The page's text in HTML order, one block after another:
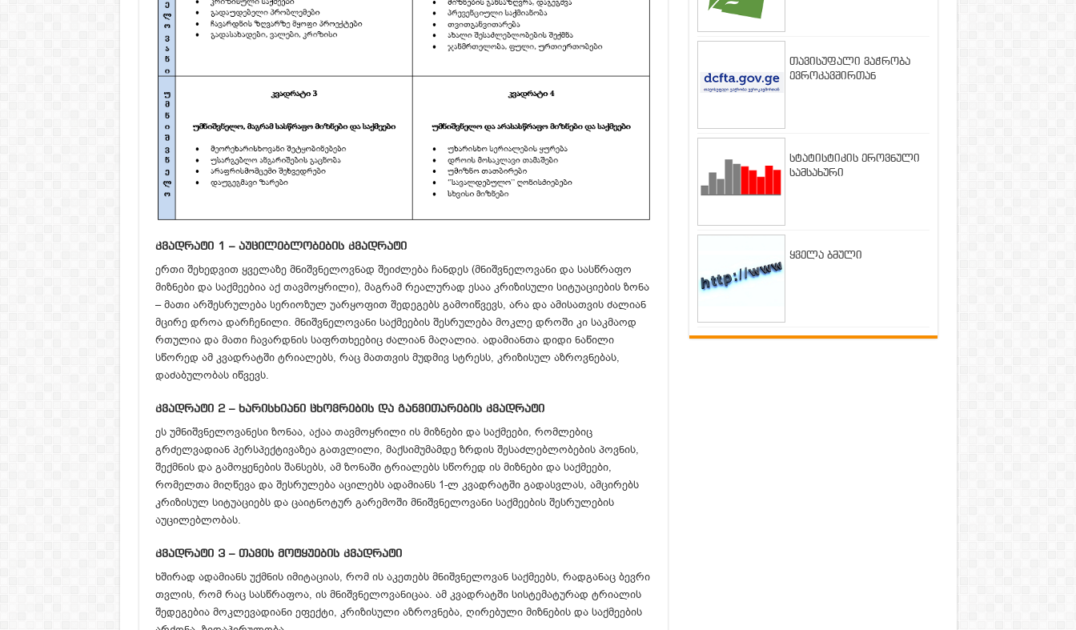
კვადრატი 1 – აუცილებლობების კვადრატი
ერთი შეხედვით ყველაზე მნიშვნელოვნად შეიძლება ჩანდეს (მნიშვნელოვანი და სასწრაფო
მიზნები და საქმეებია აქ თავმოყრილი), მაგრამ რეალურად ესაა კრიზისული სიტუაციების ზონა
– მათი არშესრულება სერიოზულ უარყოფით შედეგებს გამოიწვევს, არა და ამისათვის ძალიან
მცირე დროა დარჩენილი. მნიშვნელოვანი საქმეების შესრულება მოკლე დროში კი საკმაოდ
რთულია და მათი ჩავარდნის საფრთხეებიც ძალიან მაღალია. ადამიანთა დიდი ნაწილი
სწორედ ამ კვადრატში ტრიალებს, რაც მათთვის მუდმივ სტრესს, კრიზისულ აზროვნებას,
დაძაბულობას იწვევს.
კვადრატი 2 – ხარისხიანი ცხოვრების და განვითარების კვადრატი
ეს უმნიშვნელოვანესი ზონაა, აქაა თავმოყრილი ის მიზნები და საქმეები, რომლებიც
გრძელვადიან პერსპექტივაზეა გათვლილი, მაქსიმუმამდე ზრდის შესაძლებლობების პოვნის,
შექმნის და გამოყენების შანსებს, ამ ზონაში ტრიალებს სწორედ ის მიზნები და საქმეები,
რომელთა მიღწევა და შესრულება აცილებს ადამიანს 1-ლ კვადრატში გადასვლას, ამცირებს
კრიზისულ სიტუაციებს და ცაიტნოტურ გარემოში მნიშვნელოვანი საქმეების შესრულების
აუცილებლობას.
კვადრატი 3 – თავის მოტყუების კვადრატი
ხშირად ადამიანს უქმნის იმიტაციას, რომ ის აკეთებს მნიშვნელოვან საქმეებს, რადგანაც ბევრი
თვლის, რომ რაც სასწრაფოა, ის მნიშვნელოვანიცაა. ამ კვადრატში სისტემატურად ტრიალის
შედეგებია მოკლევადიანი ეფექტი, კრიზისული აზროვნება, ღირებული მიზნების და საქმეების
თავისუფალი ვაჭრობა
ევროკავშირთან
სტატისტიკის ეროვნული
სამსახური
ყველა ბმული